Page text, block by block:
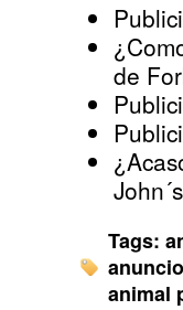
de
John´s
Tags:
animal